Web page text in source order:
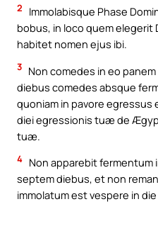
2
Immolabisque Phase
bobus, in loco quem elegerit
habitet nomen ejus ibi.
3 Non comedes in eo
diebus comedes absque
quoniam in pavore
diei egressionis tuæ de
tuæ.
4 Non apparebit fermentum
septem diebus, et non
immolatum est vespere in